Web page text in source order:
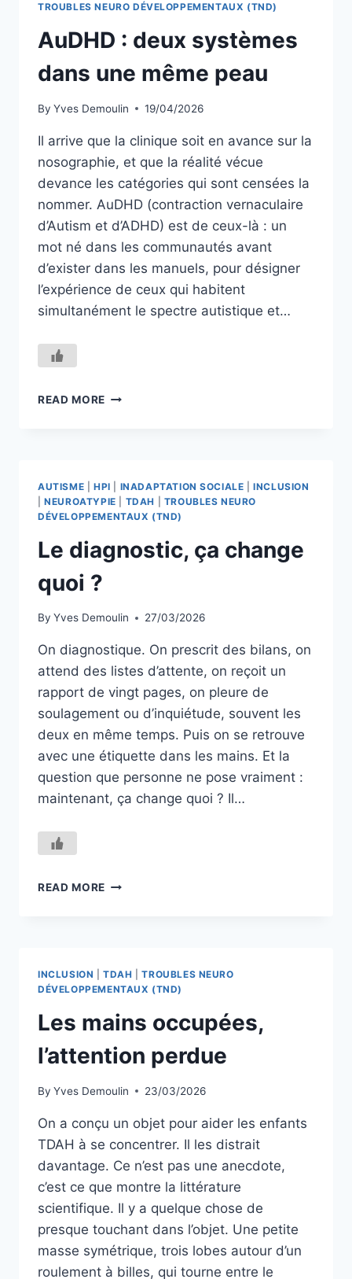
TROUBLES NEURO DÉVELOPPEMENTAUX (TND)
AuDHD : deux systèmes
dans une même peau
By Yves Demoulin 19/04/2026
Il arrive que la clinique soit en avance sur la
nosographie, et que la réalité vécue
devance les catégories qui sont censées la
nommer. AuDHD (contraction vernaculaire
d’Autism et d’ADHD) est de ceux-là : un
mot né dans les communautés avant
d’exister dans les manuels, pour désigner
l’expérience de ceux qui habitent
simultanément le spectre autistique et…
READ MORE AUDHD
UNE
MÊME
PEAU
AUTISME HPI INADAPTATION SOCIALE |INCLUSION
|NEUROATYPIE TDAH
TROUBLES NEURO
DÉVELOPPEMENTAUX (TND)
Le diagnostic, ça change
quoi ?
By Yves Demoulin 27/03/2026
On diagnostique. On prescrit des bilans, on
attend des listes d’attente, on reçoit un
rapport de vingt pages, on pleure de
soulagement ou d’inquiétude, souvent les
deux en même temps. Puis on se retrouve
avec une étiquette dans les mains. Et la
question que personne ne pose vraiment :
maintenant, ça change quoi ? Il…
READ MORE LE
INCLUSION |TDAH |TROUBLES NEURO
DÉVELOPPEMENTAUX (TND)
Les mains occupées,
l’attention perdue
By Yves Demoulin 23/03/2026
On a conçu un objet pour aider les enfants
TDAH à se concentrer. Il les distrait
davantage. Ce n’est pas une anecdote,
c’est ce que montre la littérature
scientifique. Il y a quelque chose de
presque touchant dans l’objet. Une petite
masse symétrique, trois lobes autour d’un
roulement à billes, qui tourne entre le